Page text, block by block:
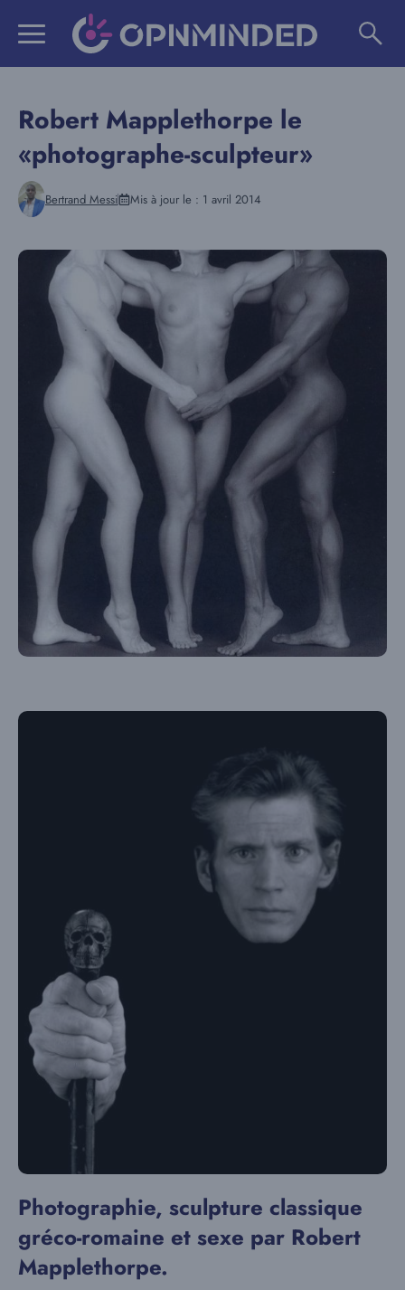
Robert Mapplethorpe le
«photographe-sculpteur»
Bertrand Messi Mis à jour le : 1 avril 2014
Photographie, sculpture classique
gréco-romaine et sexe par Robert
Mapplethorpe.